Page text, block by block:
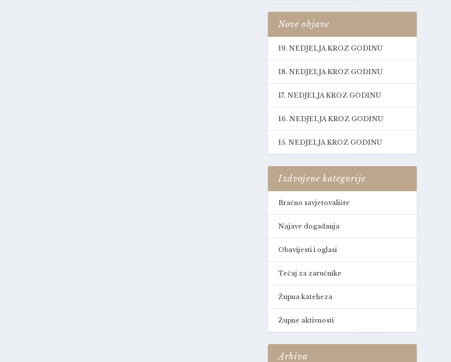
Nove objave
19. NEDJELJA KROZ GODINU
18. NEDJELJA KROZ GODINU
17. NEDJELJA KROZ GODINU
16. NEDJELJA KROZ GODINU
15. NEDJELJA KROZ GODINU
Izdvojene kategorije
Bračno savjetovalište
Najave događanja
Obavijesti i oglasi
Tečaj za zaručnike
Župna kateheza
Župne aktivnosti
Arhiva